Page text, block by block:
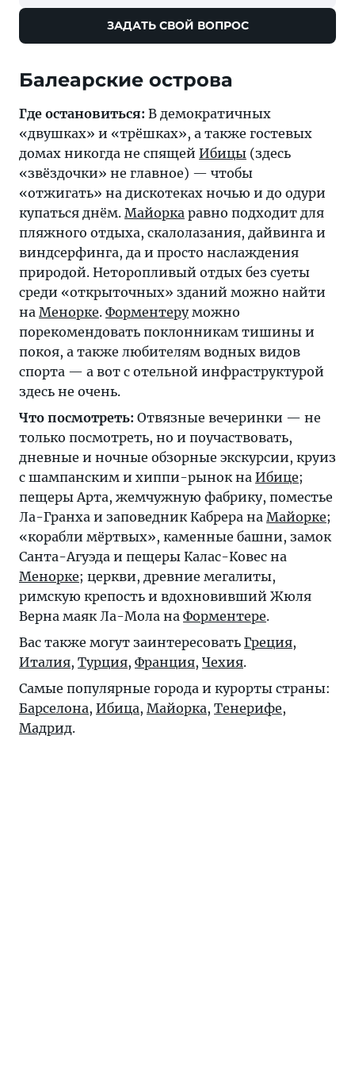
ЗАДАТЬ СВОЙ ВОПРОС
Балеарские острова
Где остановиться: В демократичных
«двушках» и «трёшках», а также гостевых
домах никогда не спящей Ибицы (здесь
«звёздочки» не главное) — чтобы
«отжигать» на дискотеках ночью и до одури
купаться днём. Майорка равно подходит для
пляжного отдыха, скалолазания, дайвинга и
виндсерфинга, да и просто наслаждения
природой. Неторопливый отдых без суеты
среди «открыточных» зданий можно найти
на Менорке. Форментеруможно
порекомендовать поклонникам тишины и
покоя, а также любителям водных видов
спорта — а вот с отельной инфраструктурой
здесь не очень.
Что посмотреть: Отвязные вечеринки — не
только посмотреть, но и поучаствовать,
дневные и ночные обзорные экскурсии, круиз
с шампанским и хиппи-рынок на Ибице;
пещеры Арта, жемчужную фабрику, поместье
Ла-Гранха и заповедник Кабрера на Майорке;
«корабли мёртвых», каменные башни, замок
Санта-Агуэда и пещеры Калас-Ковес на
Менорке; церкви, древние мегалиты,
римскую крепость и вдохновивший Жюля
Верна маяк Ла-Мола на Форментере.
Вас также могут заинтересовать Греция,
Италия, Турция, Франция, Чехия.
Самые популярные города и курорты страны:
Барселона, Ибица, Майорка, Тенерифе,
Мадрид.